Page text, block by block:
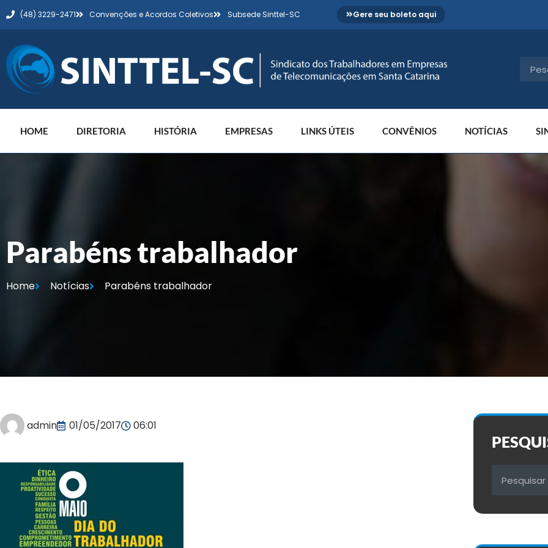
(48) 3229-2471 Convenções e Acordos Coletivos Subsede Sinttel-SC Gere seu boleto aqui
HOME DIRETORIA HISTÓRIA EMPRESAS LINKS ÚTEIS CONVÊNIOS NOTÍCIAS
Parabéns trabalhador
Home Notícias Parabéns trabalhador
admin 01/05/2017 06:01